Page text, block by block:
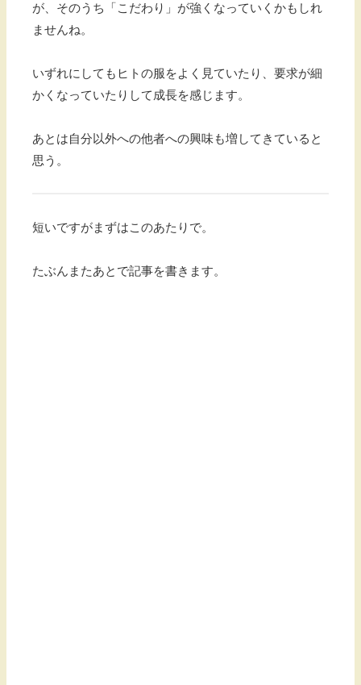
が、そのうち「こだわり」が強くなっていくかもしれ
ませんね。
いずれにしてもヒトの服をよく見ていたり、要求が細
かくなっていたりして成長を感じます。
あとは自分以外への他者への興味も増してきていると
思う。
短いですがまずはこのあたりで。
たぶんまたあとで記事を書きます。